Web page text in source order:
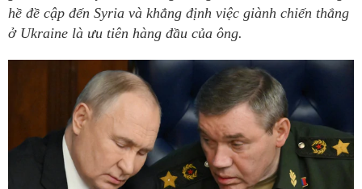
hề đề cập đến Syria và khẳng định việc giành chiến thắng
ở Ukraine là ưu tiên hàng đầu của ông.